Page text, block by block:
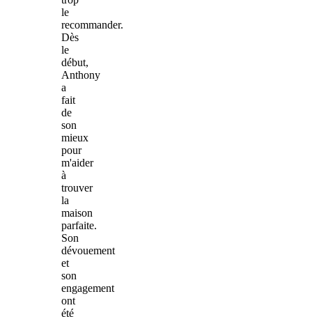
le
recommander.
Dès
le
début,
Anthony
a
fait
de
son
mieux
pour
m'aider
à
trouver
la
maison
parfaite.
Son
dévouement
et
son
engagement
ont
été